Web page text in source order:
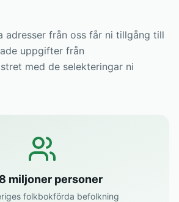
adresser från oss får ni tillgång till
uppgifter från
med de selekteringar ni
miljoner personer
folkbokförda befolkning